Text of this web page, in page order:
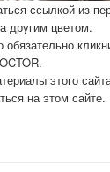
ссылкой из
другим цветом.
этого
на этом сайте.